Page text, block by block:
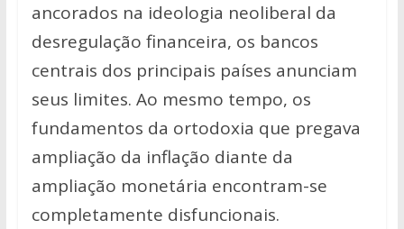
ancorados na ideologia neoliberal da
desregulação financeira, os bancos
centrais dos principais países anunciam
seus limites. Ao mesmo tempo, os
fundamentos da ortodoxia que pregava
ampliação da inflação diante da
ampliação monetária encontram-se
completamente disfuncionais.